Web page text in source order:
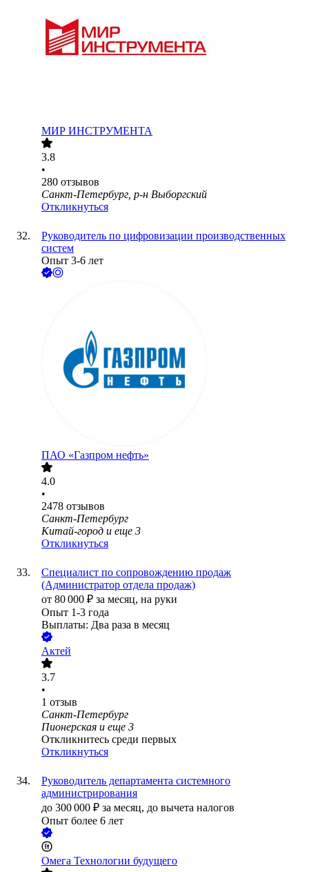
МИР ИНСТРУМЕНТА
3.8
•
280 отзывов
Санкт-Петербург, р-н Выборгский
Откликнуться
Руководитель по цифровизации производственных
систем
Опыт 3-6 лет
ПАО «Газпром нефть»
4.0
•
2478 отзывов
Санкт-Петербург
Китай-город и еще 3
Откликнуться
Специалист по сопровождению продаж
(Администратор отдела продаж)
от 80 000 ₽ за месяц, на руки
Опыт 1-3 года
Выплаты: Два раза в месяц
Актей
3.7
•
1 отзыв
Санкт-Петербург
Пионерская и еще 3
Откликнитесь среди первых
Откликнуться
Руководитель департамента системного
администрирования
до 300 000 ₽ за месяц, до вычета налогов
Опыт более 6 лет
Омега Технологии будущего